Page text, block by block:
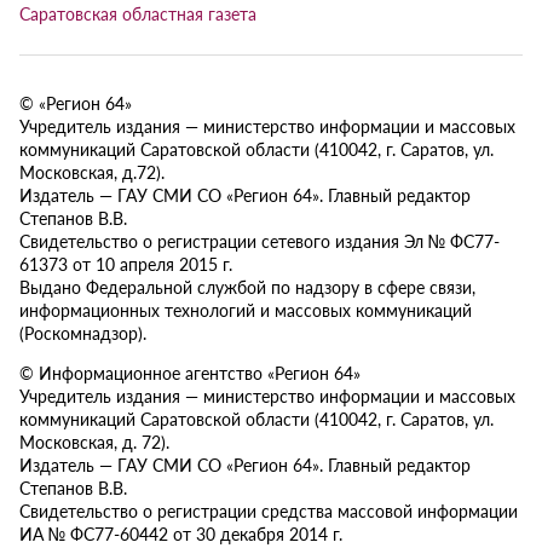
Саратовская областная газета
© «Регион 64»
Учредитель издания — министерство информации и массовых
коммуникаций Саратовской области (410042, г. Саратов, ул.
Московская, д.72).
Издатель — ГАУ СМИ СО «Регион 64». Главный редактор
Степанов В.В.
Свидетельство о регистрации сетевого издания Эл № ФС77-
61373 от 10 апреля 2015 г.
Выдано Федеральной службой по надзору в сфере связи,
информационных технологий и массовых коммуникаций
(Роскомнадзор).
© Информационное агентство «Регион 64»
Учредитель издания — министерство информации и массовых
коммуникаций Саратовской области (410042, г. Саратов, ул.
Московская, д. 72).
Издатель — ГАУ СМИ СО «Регион 64». Главный редактор
Степанов В.В.
Свидетельство о регистрации средства массовой информации
ИА № ФС77-60442 от 30 декабря 2014 г.